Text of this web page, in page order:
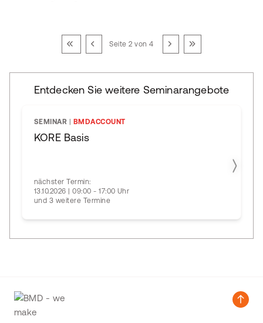
Seite 2 von 4
Entdecken Sie weitere Seminarangebote
SEMINAR BMDACCOUNT
KORE Basis
nächster Termin:
13.10.2026 | 09:00 - 17:00 Uhr
und 3 weitere Termine